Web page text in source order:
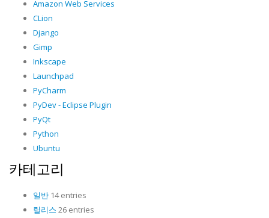
Amazon Web Services
CLion
Django
Gimp
Inkscape
Launchpad
PyCharm
PyDev - Eclipse Plugin
PyQt
Python
Ubuntu
카테고리
일반 14 entries
릴리스 26 entries